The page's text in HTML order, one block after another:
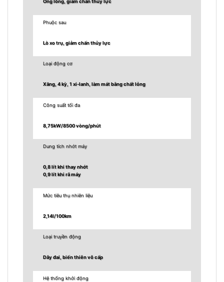
Ống lồng, giảm chấn thủy lực
Phuộc sau
Lò xo trụ, giảm chấn thủy lực
Loại động cơ
Xăng, 4 kỳ, 1 xi-lanh, làm mát bằng chất lỏng
Công suất tối đa
8,75kW/8500 vòng/phút
Dung tích nhớt máy
0,8 lít khi thay nhớt
0,9 lít khi rã máy
Mức tiêu thụ nhiên liệu
2,14l/100km
Loại truyền động
Dây đai, biến thiên vô cấp
Hệ thống khởi động